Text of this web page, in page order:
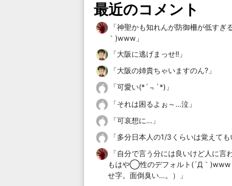
最近のコメント
「神聖かも知れんが防御柵が低すぎ
｀)www 」
「大阪に逃げまっせ!! 」
「大阪の姉貴ちゃいますのん? 」
「可愛い(*´﹃`*) 」
「それは困るよぉ～…泣 」
「可哀想に… 」
「多分日本人の1/3くらいは覚えても
「自分で言う分には良いけど人に言
もはや◯性のデフォルト(´Д｀)www
せ字。面倒臭い…。）
」